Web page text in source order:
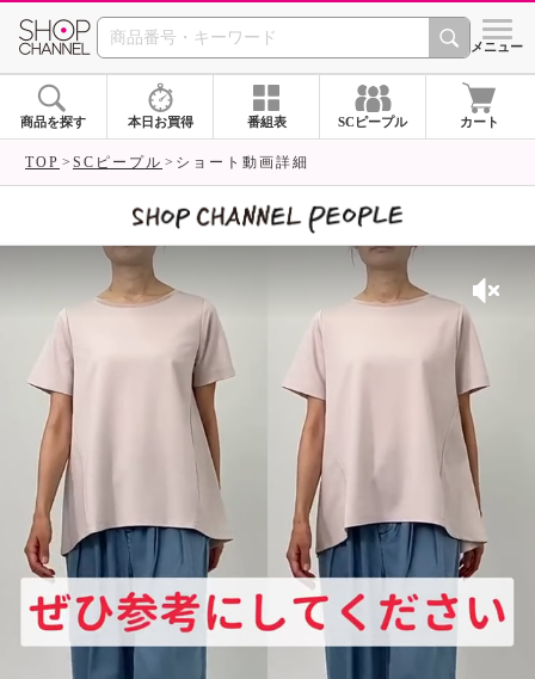
SHOP CHANNEL シメニュー
商品を探す 本日お買得 番組表 SCピープル カート
TOP SCピープル ショート動画詳細